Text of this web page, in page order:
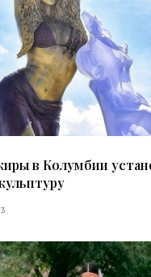
в Колумбии